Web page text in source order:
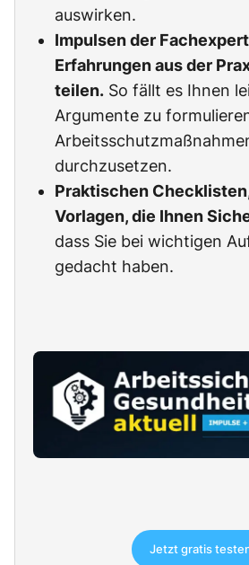
auswirken.
Impulsen der
Erfahrungen aus der
teilen. So fällt es Ihnen
Argumente zu
durchzusetzen.
Praktischen
Vorlagen, die Ihnen
dass Sie bei wichtigen
gedacht haben.
Jetzt gratis